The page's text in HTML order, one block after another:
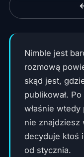
Nimble jest
rozmową
skąd jest,
publikował.
właśnie
nie
decyduje ktoś
od stycznia.